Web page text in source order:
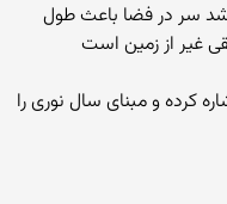
شد سر در فضا باعث طول
غیر از زمین است
کرده و مبنای سال نوری را